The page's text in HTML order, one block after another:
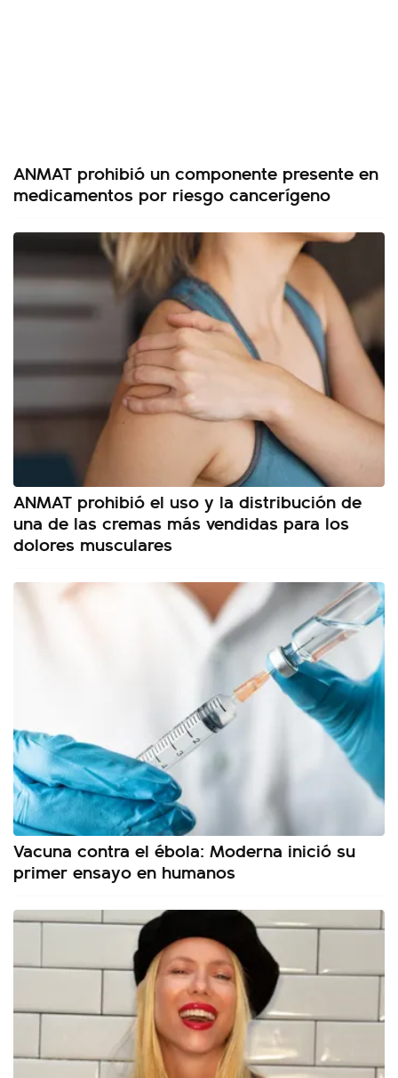
ANMAT prohibió un componente presente en
medicamentos por riesgo cancerígeno
ANMAT prohibió el uso y la distribución de
una de las cremas más vendidas para los
dolores musculares
Vacuna contra el ébola: Moderna inició su
primer ensayo en humanos